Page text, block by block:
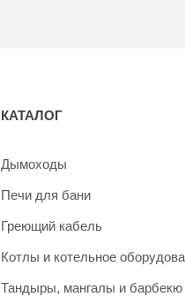
КАТАЛОГ
Дымоходы
Печи для бани
Греющий кабель
Котлы и котельное
Тандыры, мангалы и барбекю